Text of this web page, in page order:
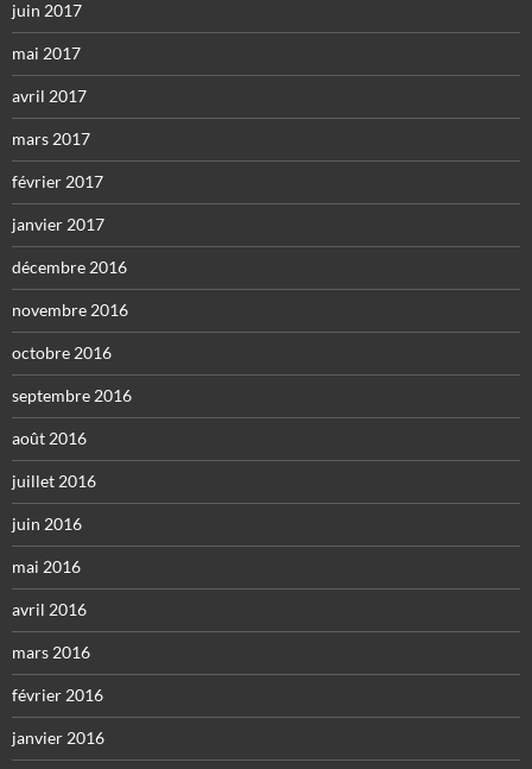
juin 2017
mai 2017
avril 2017
mars 2017
février 2017
janvier 2017
décembre 2016
novembre 2016
octobre 2016
septembre 2016
août 2016
juillet 2016
juin 2016
mai 2016
avril 2016
mars 2016
février 2016
janvier 2016